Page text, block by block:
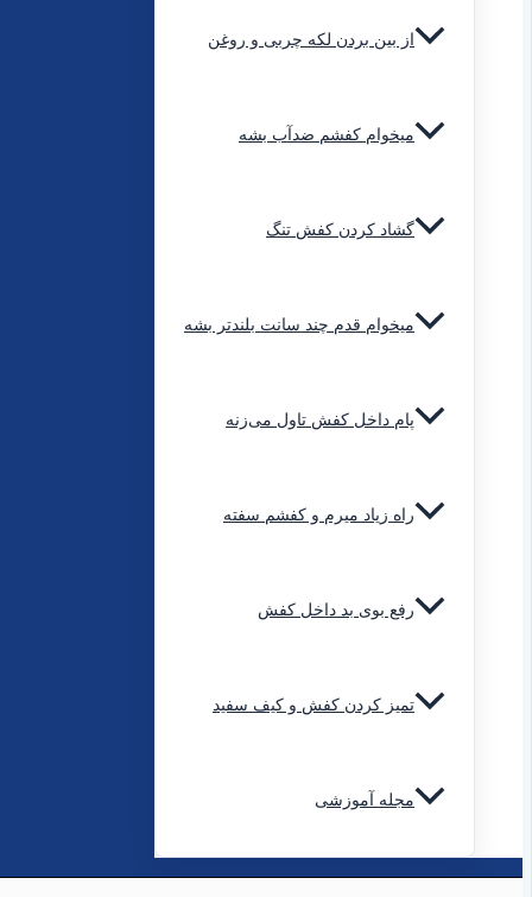
از بین بردن لکه چربی و روغن
میخوام کفشم ضدآب بشه
گشاد کردن کفش تنگ
میخوام قدم چند سانت بلندتر بشه
پام داخل کفش تاول می‌زنه
راه زیاد میرم و کفشم سفته
رفع بوی بد داخل کفش
تمیز کردن کفش و کیف سفید
مجله آموزشی